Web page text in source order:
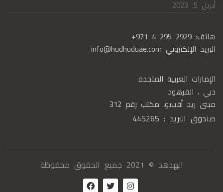
أبريل 5, 2023
هاتف: +971 4 295 2929
البريد الإلكتروني info@hudhuduae.com
الإمارات العربية المتحدة
دبي ، القرهود
مبنى ريد أفينيو، مكتب رقم 312
صندوق البريد : 445265
الهدهد © 2021 جميع الحقوق محفوظة